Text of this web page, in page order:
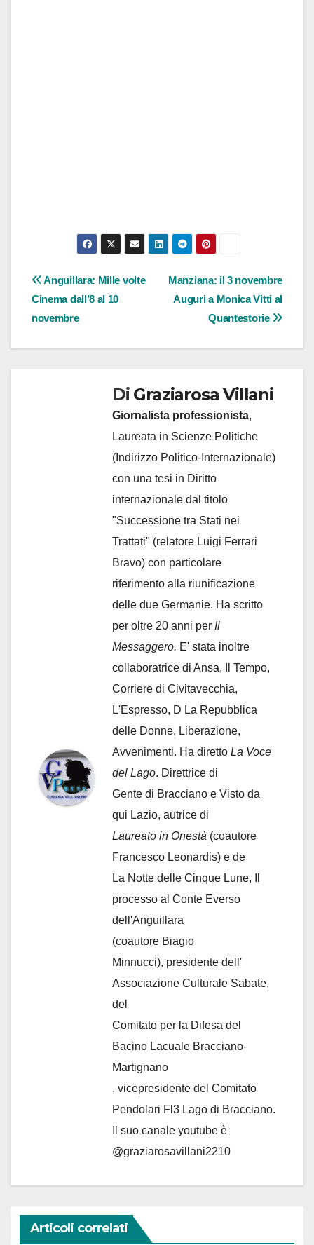
Navigazione
articoli
Manziana: il 3 novembre
Auguri a Monica Vitti al
Quantestorie
Anguillara: Mille volte
Cinema dall’8 al 10
novembre
Di Graziarosa Villani
Giornalista professionista,
Laureata in Scienze Politiche
(Indirizzo Politico-Internazionale)
con una tesi in Diritto
internazionale dal titolo
"Successione tra Stati nei
Trattati" (relatore Luigi Ferrari
Bravo) con particolare
riferimento alla riunificazione
delle due Germanie. Ha scritto
per oltre 20 anni per Il
Messaggero. E' stata inoltre
collaboratrice di Ansa, Il Tempo,
Corriere di Civitavecchia,
L'Espresso, D La Repubblica
delle Donne, Liberazione,
Avvenimenti. Ha diretto La Voce
del Lago. Direttrice di
Gente di Bracciano e Visto da
qui Lazio, autrice di
Laureato in Onestà (coautore
Francesco Leonardis) e de
La Notte delle Cinque Lune, Il
processo al Conte Everso
dell'Anguillara
(coautore Biagio
Minnucci), presidente dell'
Associazione Culturale Sabate,
del
Comitato per la Difesa del
Bacino Lacuale Bracciano-
Martignano
, vicepresidente del Comitato
Pendolari Fl3 Lago di Bracciano.
Il suo canale youtube è
@graziarosavillani2210
Articoli correlati